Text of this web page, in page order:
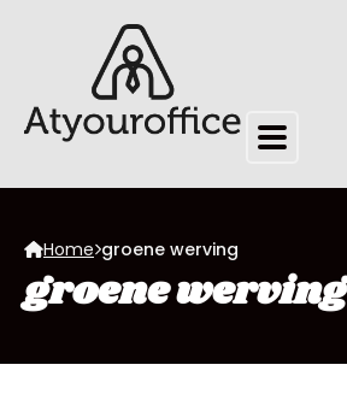
Home groene werving
groene werving